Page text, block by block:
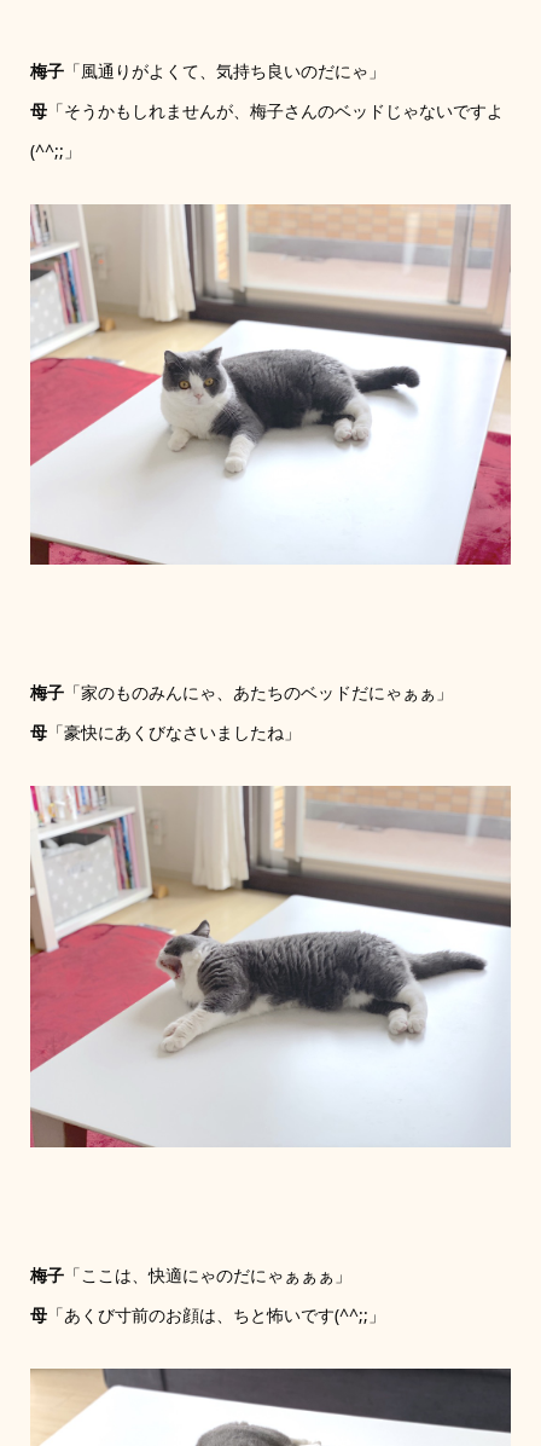
梅子「風通りがよくて、気持ち良いのだにゃ」
母「そうかもしれませんが、梅子さんのベッドじゃないですよ
(^^;;」
梅子「家のものみんにゃ、あたちのベッドだにゃぁぁ」
母「豪快にあくびなさいましたね」
梅子「ここは、快適にゃのだにゃぁぁぁ」
母「あくび寸前のお顔は、ちと怖いです(^^;;」